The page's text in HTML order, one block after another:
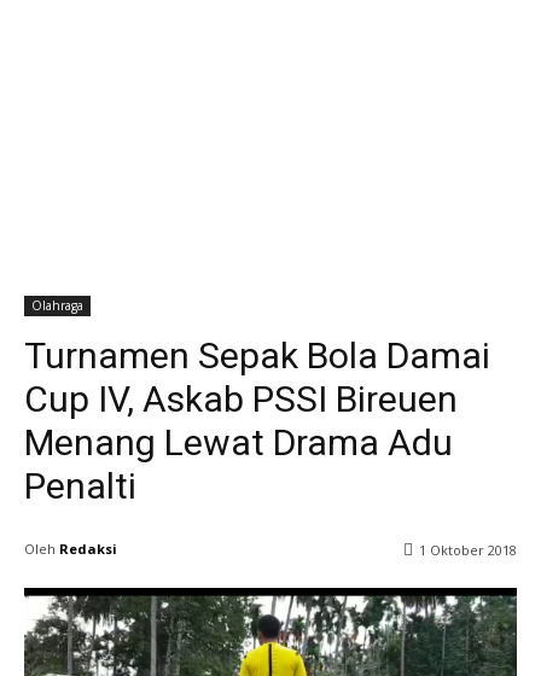
Olahraga
Turnamen Sepak Bola Damai
Cup IV, Askab PSSI Bireuen
Menang Lewat Drama Adu
Penalti
Oleh Redaksi 1 Oktober 2018